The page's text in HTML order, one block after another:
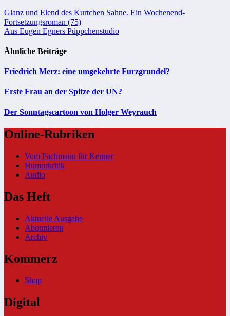
Beitragsnavigation
Glanz und Elend des Kurtchen Sahne. Ein Wochenend-
Fortsetzungsroman (75)
Aus Eugen Egners Püppchenstudio
Ähnliche Beiträge
Friedrich Merz: eine umgekehrte Furzgrundel?
Erste Frau an der Spitze der UN?
Der Sonntagscartoon von Holger Weyrauch
Online-Rubriken
Vom Fachmann für Kenner
Humorkritik
Audio
Das Heft
Aktuelle Ausgabe
Abonnieren
Archiv
Kommerz
Shop
Digital